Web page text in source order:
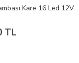
Sofit Plaka Tavan İç
249.00 TL